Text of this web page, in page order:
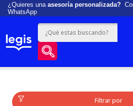
¿Quieres una asesoría personalizada?
WhatsApp
Filtrar por